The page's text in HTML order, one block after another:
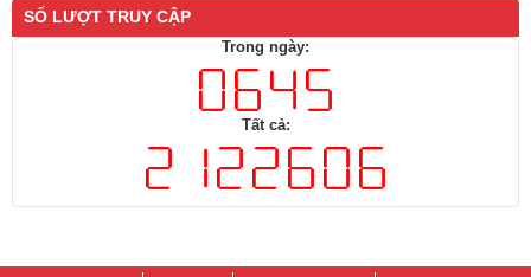
SỐ LƯỢT TRUY CẬP
Trong ngày:
Tất cả: